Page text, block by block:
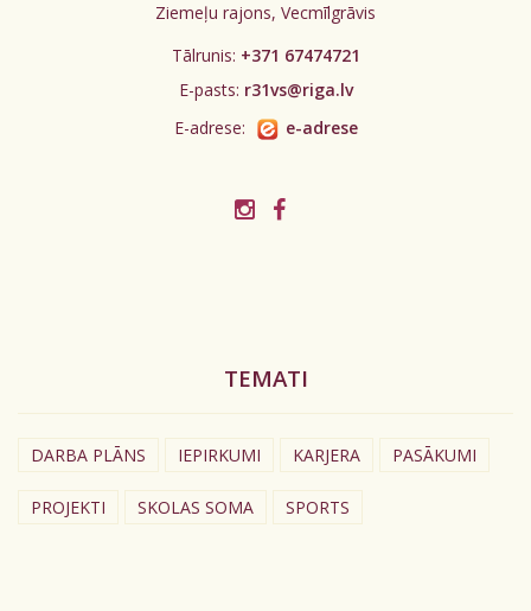
Ziemeļu rajons, Vecmīlgrāvis
Tālrunis: +371 67474721
E-pasts: r31vs@riga.lv
E-adrese:
e-adrese
TEMATI
DARBA PLĀNS IEPIRKUMI KARJERA PASĀKUMI
PROJEKTI SKOLAS SOMA SPORTS